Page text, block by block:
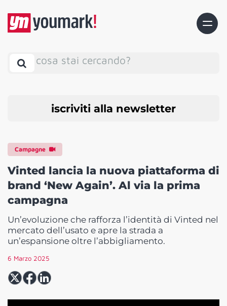
cosa stai cercando?
iscriviti alla newsletter
Campagne
Vinted lancia la nuova piattaforma di
brand ‘New Again’. Al via la prima
campagna
Un’evoluzione che rafforza l’identità di Vinted nel
mercato dell’usato e apre la strada a
un’espansione oltre l’abbigliamento.
6 Marzo 2025